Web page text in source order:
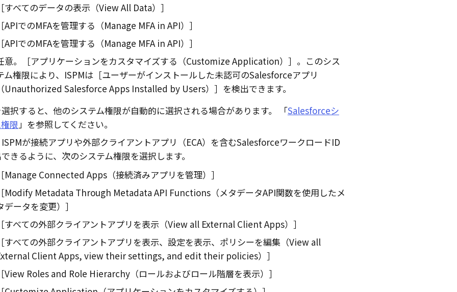
すべてのデータの表示（View All Data）
APIでのMFAを管理する（Manage MFA in API）
APIでのMFAを管理する（Manage MFA in API）
意。
アプリケーションをカスタマイズする（Customize Application）
。このシス
ム権限により、ISPMは
ユーザーがインストールした未認可のSalesforceアプリ
Unauthorized Salesforce Apps Installed by Users）
を検出できます。
択すると、他のシステム権限が自動的に選択される場合があります。 「Salesforceシ
限 」を参照してください。
が接続アプリや外部クライアントアプリ（ECA）を含むSalesforceワークロードID
きるように、次のシステム権限を選択します。
Manage Connected Apps（接続済みアプリを管理）
Modify Metadata Through Metadata API Functions（メタデータAPI関数を使用したメ
データを変更）
すべての外部クライアントアプリを表示（View all External Client Apps）
すべての外部クライアントアプリを表示、設定を表示、ポリシーを編集（View all
Client Apps, view their settings, and edit their policies）
View Roles and Role Hierarchy（ロールおよびロール階層を表示）